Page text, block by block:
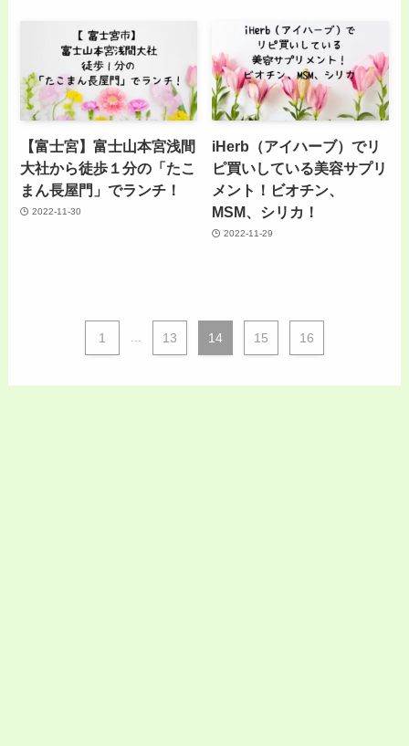
【富士宮】富士山本宮浅間
大社から徒歩１分の「たこ
まん長屋門」でランチ！
2022-11-30
iHerb（アイハーブ）でリ
ピ買いしている美容サプリ
メント！ビオチン、
MSM、シリカ！
2022-11-29
1 ... 13 14 15 16